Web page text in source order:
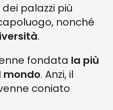
dei palazzi più
nonché
.
fondata la più
mondo. Anzi, il
coniato